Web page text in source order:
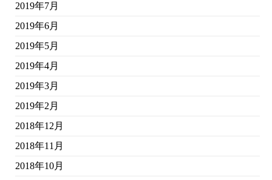
2019年7月
2019年6月
2019年5月
2019年4月
2019年3月
2019年2月
2018年12月
2018年11月
2018年10月